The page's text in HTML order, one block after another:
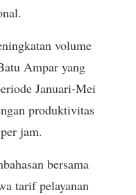
volume
Ampar yang
Januari-Mei
produktivitas
jam.
bersama
tarif pelayanan